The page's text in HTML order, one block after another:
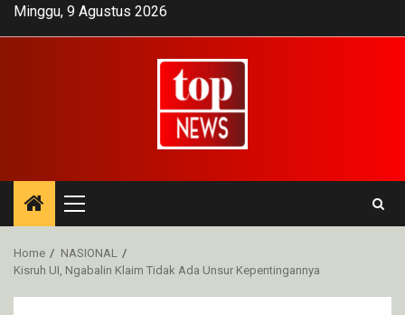
SkipMinggu, 9 Agustus 2026
Primary
Menu
Home
NASIONAL
Kisruh UI, Ngabalin Klaim Tidak Ada Unsur Kepentingannya